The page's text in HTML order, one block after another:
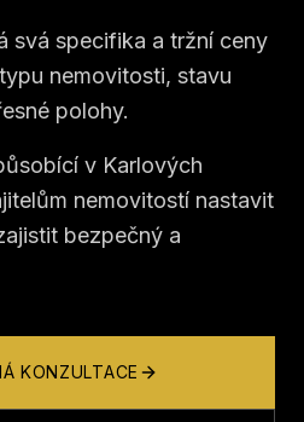
svá specifika a tržní ceny
nemovitosti, stavu
polohy.
v Karlových
nemovitostí nastavit
bezpečný a
KONZULTACE